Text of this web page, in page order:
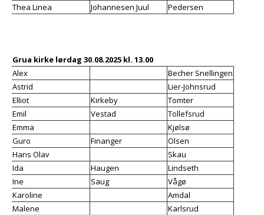
Thea Linea
Johannesen Juul Pedersen
Grua kirke lørdag 30.08.2025 kl. 13.00
Alex
Becher Snellingen
Astrid
Lier-Johnsrud
Elliot
Kirkeby
Tomter
Emil
Vestad
Tollefsrud
Emma
Kjølsø
Guro
Finanger
Olsen
Hans Olav
Skau
Ida
Haugen
Lindseth
Ine
Saug
Vågø
Karoline
Amdal
Malene
Karlsrud